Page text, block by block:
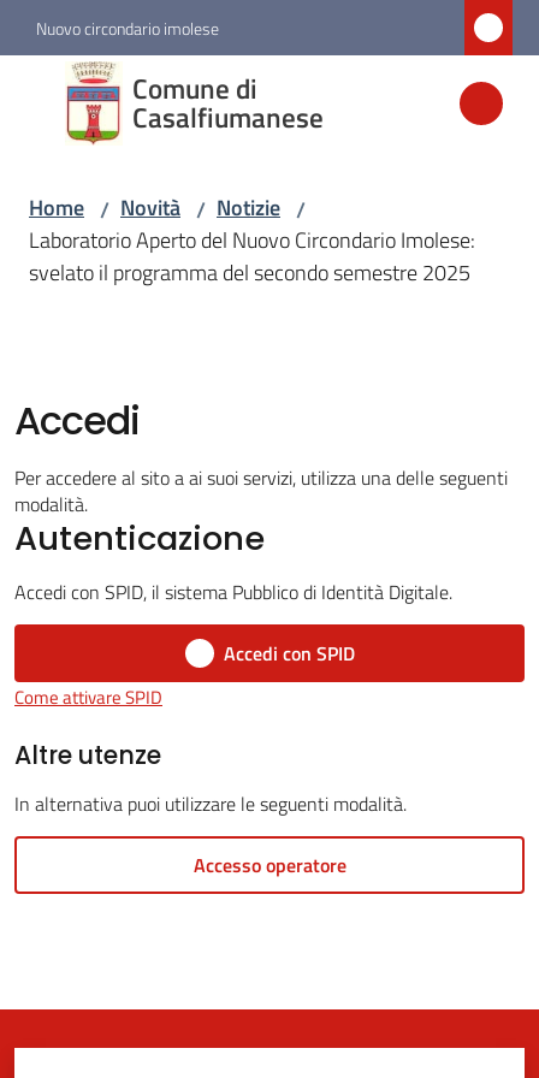
Vai al contenuto
Vai alla navigazione
Vai al footer
Nuovo circondario imolese
Comune di
Casalfiumanese
Comune di
Casalfiumanese
Amministrazione
Casalfiumanese
on-
gli
Home / Novità / Notizie /
Laboratorio Aperto del Nuovo Circondario Imolese:
svelato il programma del secondo semestre 2025
Accedi
Per accedere al sito a ai suoi servizi, utilizza una delle seguenti
modalità.
Autenticazione
Accedi con SPID, il sistema Pubblico di Identità Digitale.
Accedi con SPID
Come attivare SPID
Altre utenze
In alternativa puoi utilizzare le seguenti modalità.
Accesso operatore